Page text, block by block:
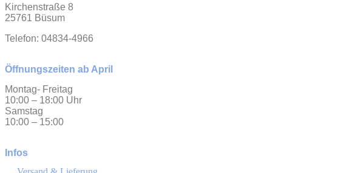
Kirchenstraße 8
25761 Büsum
Telefon: 04834-4966
Öffnungszeiten ab April
Montag- Freitag
10:00 – 18:00 Uhr
Samstag
10:00 – 15:00
Infos